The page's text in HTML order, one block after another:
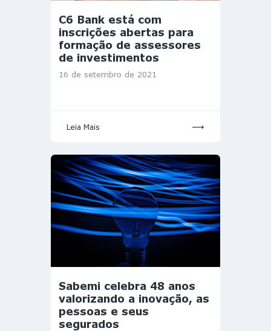
C6 Bank está com
inscrições abertas para
formação de assessores
de investimentos
16 de setembro de 2021
Leia Mais
Sabemi celebra 48 anos
valorizando a inovação, as
pessoas e seus
segurados